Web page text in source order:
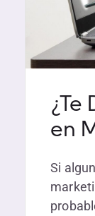
¿Te
en
Si